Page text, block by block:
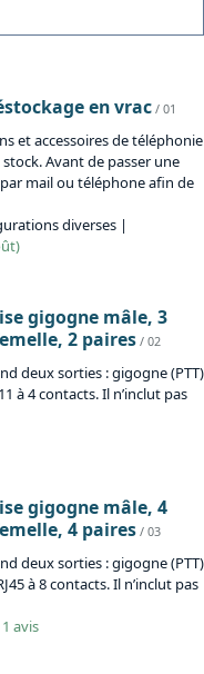
en vrac/ 01
et accessoires de téléphonie
Avant de passer une
mail ou téléphone afin de
diverses |
gigogne mâle, 3
2 paires/ 02
deux sorties : gigogne (PTT)
à 4 contacts. Il n’inclut pas
gigogne mâle, 4
4 paires/ 03
deux sorties : gigogne (PTT)
à 8 contacts. Il n’inclut pas
avis